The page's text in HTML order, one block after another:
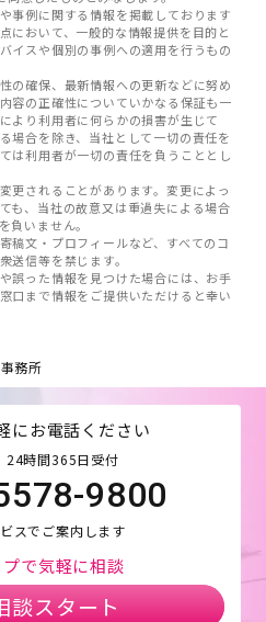
事例に関する情報を掲載しております
において、一般的な情報提供を目的と
イスや個別の事例への適用を行うもの
の確保、最新情報への更新などに努め
容の正確性についていかなる保証も一
より利用者に何らかの損害が生じて
場合を除き、当社として一切の責任を
は利用者が一切の責任を負うこととし
更されることがあります。変更によっ
も、当社の故意又は重過失による場合
負いません。
稿文・プロフィールなど、すべてのコ
送信等を禁じます。
誤った情報を見つけた場合には、お手
口まで情報をご提供いただけると幸い
務所
にお電話ください
24時間365日受付
9800
スでご案内します
で気軽に相談
談スタート